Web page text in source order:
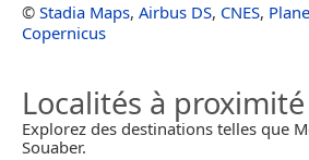
© Stadia Maps, Airbus DS, CNES,
Copernicus
Localités à proximité
Explorez des destinations telles que
Souaber.